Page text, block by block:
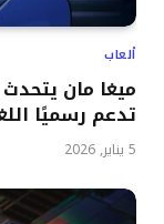
ألعاب
ميغا مان يتحدث
تدعم رسميًا
5 يناير, 2026